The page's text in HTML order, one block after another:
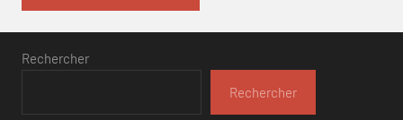
Rechercher
Rechercher